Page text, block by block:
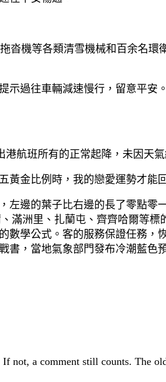
沓機等各類清雪機械和百余名環
示過往車輛減速慢行，留意平安
港航班所有的正常起降，未因天
黃金比例時，我的戀愛運勢才能
左邊的葉子比右邊的長了零點零
滿洲里、扎蘭屯、齊齊哈爾等標
的數學公式。客的服務保證任務，
書，當地氣象部門發布冷潮藍色
not, a comment still counts. The